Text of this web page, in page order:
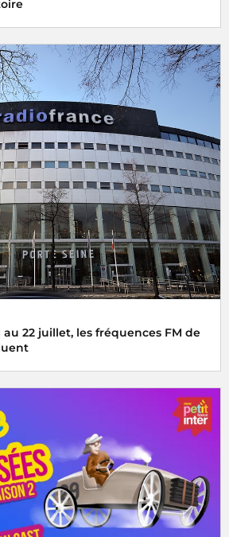
au 22 juillet, les fréquences FM de